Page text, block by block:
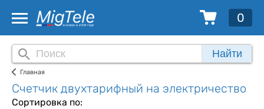
0
Найти
Главная
Счетчик двухтарифный на электричество
Сортировка по: